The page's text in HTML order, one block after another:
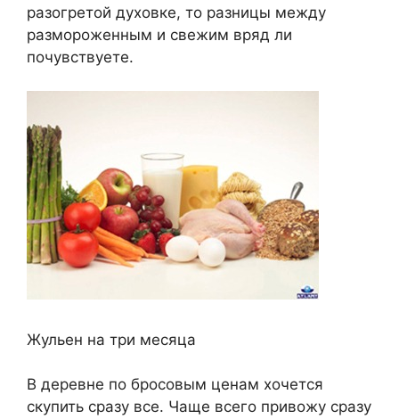
разогретой духовке, то разницы между
размороженным и свежим вряд ли
почувствуете.
Жульен на три месяца
В деревне по бросовым ценам хочется
скупить сразу все. Чаще всего привожу сразу